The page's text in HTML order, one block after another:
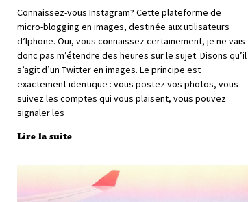
Connaissez-vous Instagram? Cette plateforme de
micro-blogging en images, destinée aux utilisateurs
d’Iphone. Oui, vous connaissez certainement, je ne vais
donc pas m’étendre des heures sur le sujet. Disons qu’il
s’agit d’un Twitter en images. Le principe est
exactement identique : vous postez vos photos, vous
suivez les comptes qui vous plaisent, vous pouvez
signaler les
Lire la suite